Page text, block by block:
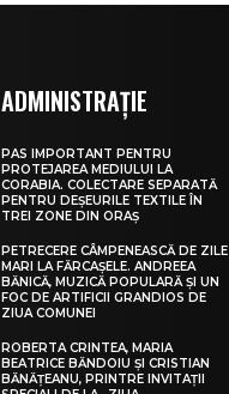
ADMINISTRAȚIE
PAS IMPORTANT PENTRU
PROTEJAREA MEDIULUI LA
CORABIA. COLECTARE SEPARATĂ
PENTRU DEȘEURILE TEXTILE ÎN
TREI ZONE DIN ORAȘ
PETRECERE CÂMPENEASCĂ DE ZILE
MARI LA FĂRCAȘELE. ANDREEA
BĂNICĂ, MUZICĂ POPULARĂ ȘI UN
FOC DE ARTIFICII GRANDIOS DE
ZIUA COMUNEI
ROBERTA CRINTEA, MARIA
BEATRICE BĂNDOIU ȘI CRISTIAN
BĂNĂȚEANU, PRINTRE INVITAȚII